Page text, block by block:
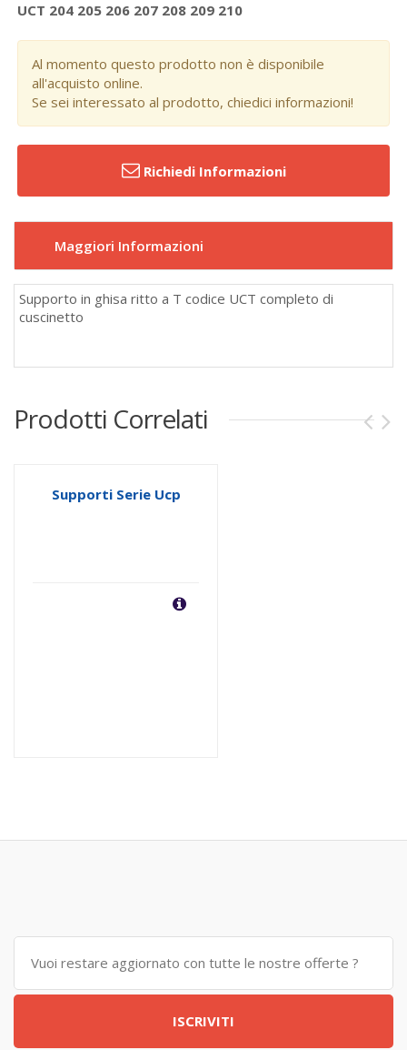
UCT 204 205 206 207 208 209 210
Al momento questo prodotto non è disponibile
all'acquisto online.
Se sei interessato al prodotto, chiedici informazioni!
Richiedi Informazioni
Maggiori Informazioni
Supporto in ghisa ritto a T codice UCT completo di
cuscinetto
Prodotti Correlati
Supporti Serie Ucp
ISCRIVITI